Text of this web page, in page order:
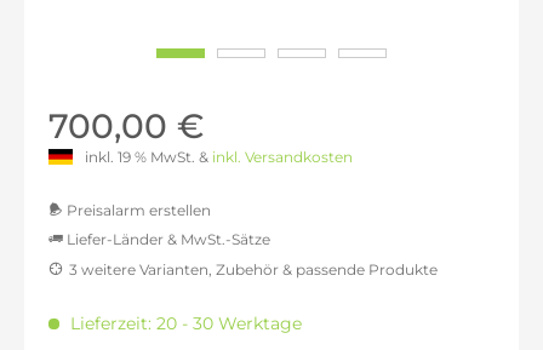
700,00 €
inkl. 19 % MwSt. & inkl. Versandkosten
Preisalarm erstellen
Liefer-Länder & MwSt.-Sätze
inkl. 16% MwSt.: 682,35 €
3 weitere Varianten, Zubehör & passende Produkte
Lieferzeit: 20 - 30 Werktage